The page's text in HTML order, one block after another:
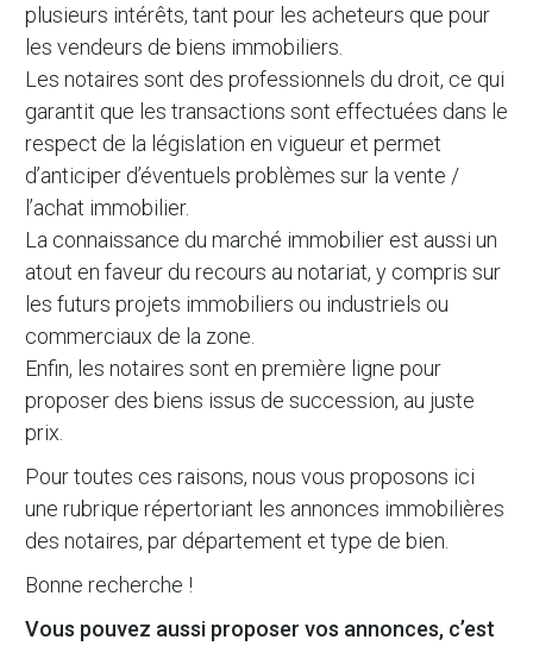
plusieurs intérêts, tant pour les acheteurs que pour
les vendeurs de biens immobiliers.
Les notaires sont des professionnels du droit, ce qui
garantit que les transactions sont effectuées dans le
respect de la législation en vigueur et permet
d’anticiper d’éventuels problèmes sur la vente /
l’achat immobilier.
La connaissance du marché immobilier est aussi un
atout en faveur du recours au notariat, y compris sur
les futurs projets immobiliers ou industriels ou
commerciaux de la zone.
Enfin, les notaires sont en première ligne pour
proposer des biens issus de succession, au juste
prix.
Pour toutes ces raisons, nous vous proposons ici
une rubrique répertoriant les annonces immobilières
des notaires, par département et type de bien.
Bonne recherche !
Vous pouvez aussi proposer vos annonces, c’est